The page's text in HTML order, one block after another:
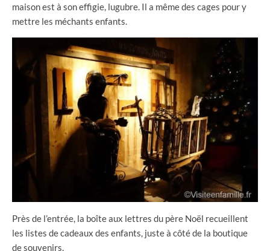
maison est à son effigie, lugubre. Il a même des cages pour y
mettre les méchants enfants.
Près de l’entrée, la boîte aux lettres du père Noël recueillent
les listes de cadeaux des enfants, juste à côté de la boutique
de souvenirs.